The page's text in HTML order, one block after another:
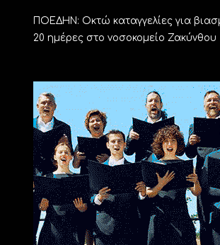
ΠΟΕΔΗΝ: Οκτώ καταγγελίες για
20 ημέρες στο νοσοκομείο Ζακύνθου